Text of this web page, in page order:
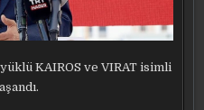
KAIROS ve VIRAT isimli